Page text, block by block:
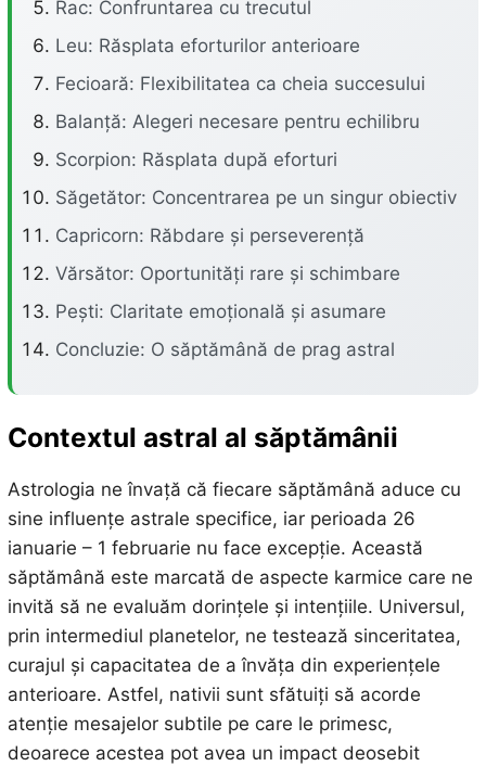
Rac: Confruntarea cu trecutul
Leu: Răsplata eforturilor anterioare
Fecioară: Flexibilitatea ca cheia succesului
Balanță: Alegeri necesare pentru echilibru
Scorpion: Răsplata după eforturi
Săgetător: Concentrarea pe un singur obiectiv
Capricorn: Răbdare și perseverență
Vărsător: Oportunități rare și schimbare
Pești: Claritate emoțională și asumare
Concluzie: O săptămână de prag astral
Contextul astral al săptămânii
Astrologia ne învață că fiecare săptămână aduce cu
sine influențe astrale specifice, iar perioada 26
ianuarie – 1 februarie nu face excepție. Această
săptămână este marcată de aspecte karmice care ne
invită să ne evaluăm dorințele și intențiile. Universul,
prin intermediul planetelor, ne testează sinceritatea,
curajul și capacitatea de a învăța din experiențele
anterioare. Astfel, nativii sunt sfătuiți să acorde
atenție mesajelor subtile pe care le primesc,
deoarece acestea pot avea un impact deosebit